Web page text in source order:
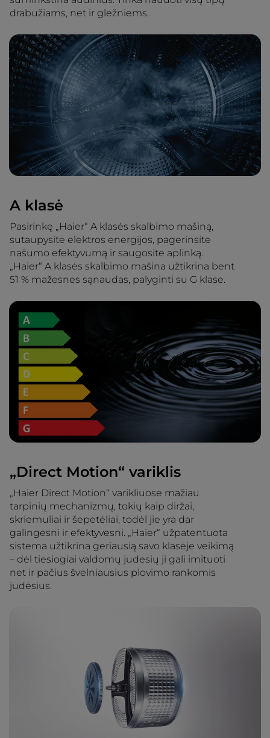
drabužiams, net ir gležniems.
A klasė
Pasirinkę „Haier“ A klasės skalbimo mašiną,
sutaupysite elektros energijos, pagerinsite
našumo efektyvumą ir saugosite aplinką.
„Haier“ A klasės skalbimo mašina užtikrina bent
51 % mažesnes sąnaudas, palyginti su G klase.
„Direct Motion“ variklis
„Haier Direct Motion“ varikliuose mažiau
tarpinių mechanizmų, tokių kaip diržai,
skriemuliai ir šepetėliai, todėl jie yra dar
galingesni ir efektyvesni. „Haier“ užpatentuota
sistema užtikrina geriausią savo klasėje veikimą
– dėl tiesiogiai valdomų judesių ji gali imituoti
net ir pačius švelniausius plovimo rankomis
judėsius.